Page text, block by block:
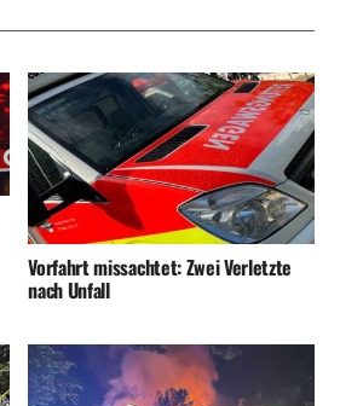
Vorfahrt missachtet: Zwei Verletzte
nach Unfall